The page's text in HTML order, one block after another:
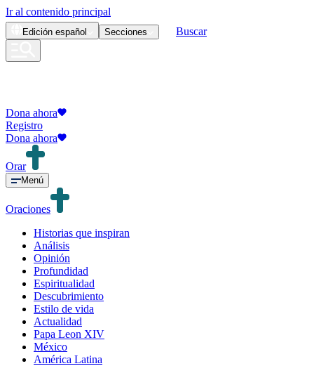
Ir al contenido principal
Edición español Secciones Buscar
Dona ahora
Registro
Dona ahora
Orar
Menú
Oraciones
Historias que inspiran
Análisis
Opinión
Profundidad
Espiritualidad
Descubrimiento
Estilo de vida
Actualidad
Papa Leon XIV
México
América Latina